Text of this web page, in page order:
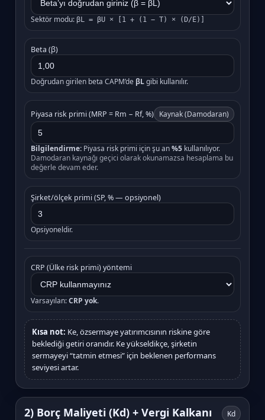
Sektör modu: βL = βU × [1 + (1 − T) × (D/E)]
Beta (β)
Doğrudan girilen beta CAPM’de βLgibi kullanılır.
Piyasa risk primi (MRP = Rm − Rf, %) Kaynak (Damodaran)
Bilgilendirme: Piyasa risk primi için şu an%5 kullanılıyor.
Damodaran kaynağı geçici olarak okunamazsa hesaplama bu
değerle devam eder.
Şirket/ölçek primi (SP, % — opsiyonel)
Opsiyoneldir.
CRP (Ülke risk primi) yöntemi
Varsayılan:CRP yok.
Kısa not: Ke, özsermaye yatırımcısının riskine göre
beklediği getiri oranıdır. Ke yükseldikçe, şirketin
sermayeyi “tatmin etmesi” için beklenen performans
seviyesi artar.
2) Borç Maliyeti (Kd) + Vergi Kalkanı Kd